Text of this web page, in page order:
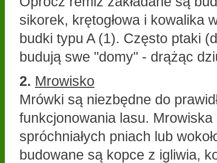
sikorek, krętogłowa i kowalika
budki typu A (1). Często ptaki
budują swe "domy" - drążąc
2. Mrowisko
Mrówki są niezbędne do
funkcjonowania lasu. Mrowiska
spróchniałych pniach lub
budowane są kopce z igliwia,